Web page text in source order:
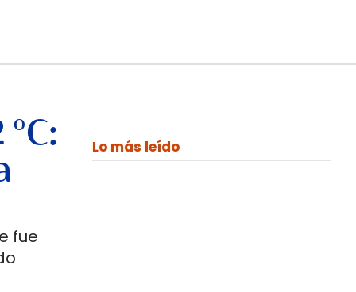
fue
Lo más leído